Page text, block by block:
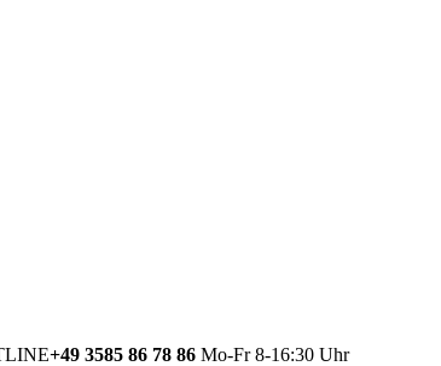
+49 3585 86 78 86 Mo-Fr 8-16:30 Uhr